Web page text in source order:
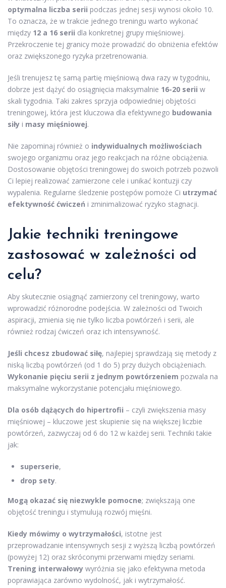
optymalna liczba serii podczas jednej sesji wynosi około 10.
To oznacza, że w trakcie jednego treningu warto wykonać
między 12 a 16 serii dla konkretnej grupy mięśniowej.
Przekroczenie tej granicy może prowadzić do obniżenia efektów
oraz zwiększonego ryzyka przetrenowania.
Jeśli trenujesz tę samą partię mięśniową dwa razy w tygodniu,
dobrze jest dążyć do osiągnięcia maksymalnie 16-20 serii w
skali tygodnia. Taki zakres sprzyja odpowiedniej objętości
treningowej, która jest kluczowa dla efektywnego budowania
siły i masy mięśniowej.
Nie zapominaj również o indywidualnych możliwościach
swojego organizmu oraz jego reakcjach na różne obciążenia.
Dostosowanie objętości treningowej do swoich potrzeb pozwoli
Ci lepiej realizować zamierzone cele i unikać kontuzji czy
wypalenia. Regularne śledzenie postępów pomoże Ci utrzymać
efektywność ćwiczeń i zminimalizować ryzyko stagnacji.
Jakie techniki treningowe
zastosować w zależności od
celu?
Aby skutecznie osiągnąć zamierzony cel treningowy, warto
wprowadzić różnorodne podejścia. W zależności od Twoich
aspiracji, zmienia się nie tylko liczba powtórzeń i serii, ale
również rodzaj ćwiczeń oraz ich intensywność.
Jeśli chcesz zbudować siłę, najlepiej sprawdzają się metody z
niską liczbą powtórzeń (od 1 do 5) przy dużych obciążeniach.
Wykonanie pięciu serii z jednym powtórzeniem pozwala na
maksymalne wykorzystanie potencjału mięśniowego.
Dla osób dążących do hipertrofii – czyli zwiększenia masy
mięśniowej – kluczowe jest skupienie się na większej liczbie
powtórzeń, zazwyczaj od 6 do 12 w każdej serii. Techniki takie
jak:
superserie,
drop sety.
Mogą okazać się niezwykle pomocne; zwiększają one
objętość treningu i stymulują rozwój mięśni.
Kiedy mówimy o wytrzymałości, istotne jest
przeprowadzanie intensywnych sesji z wyższą liczbą powtórzeń
(powyżej 12) oraz skróconymi przerwami między seriami.
Trening interwałowy wyróżnia się jako efektywna metoda
poprawiająca zarówno wydolność, jak i wytrzymałość.